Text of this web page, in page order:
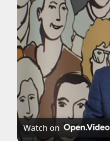
Watch on